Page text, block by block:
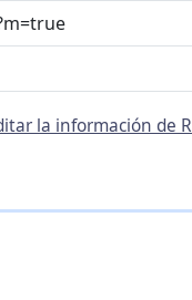
la información de